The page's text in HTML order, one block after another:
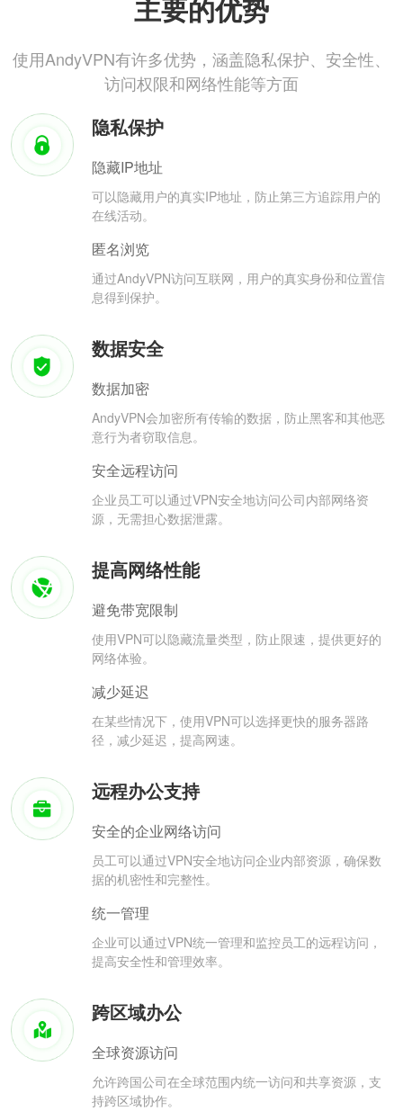
主要的优势
使用AndyVPN有许多优势，涵盖隐私保护、安全性、
访问权限和网络性能等方面
隐私保护
隐藏IP地址
可以隐藏用户的真实IP地址，防止第三方追踪用户的
在线活动。
匿名浏览
通过AndyVPN访问互联网，用户的真实身份和位置信
息得到保护。
数据安全
数据加密
AndyVPN会加密所有传输的数据，防止黑客和其他恶
意行为者窃取信息。
安全远程访问
企业员工可以通过VPN安全地访问公司内部网络资
源，无需担心数据泄露。
提高网络性能
避免带宽限制
使用VPN可以隐藏流量类型，防止限速，提供更好的
网络体验。
减少延迟
在某些情况下，使用VPN可以选择更快的服务器路
径，减少延迟，提高网速。
远程办公支持
安全的企业网络访问
员工可以通过VPN安全地访问企业内部资源，确保数
据的机密性和完整性。
统一管理
企业可以通过VPN统一管理和监控员工的远程访问，
提高安全性和管理效率。
跨区域办公
全球资源访问
允许跨国公司在全球范围内统一访问和共享资源，支
持跨区域协作。